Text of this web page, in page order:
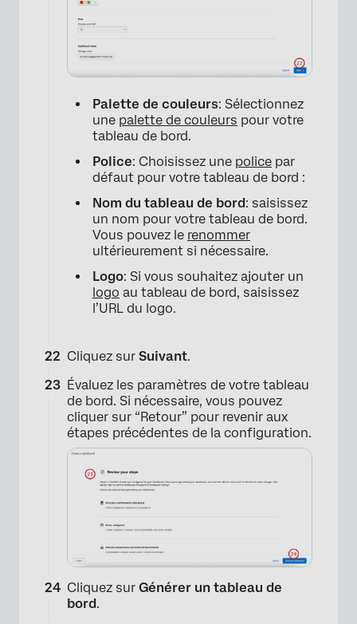
Palette de couleurs: Sélectionnez
une palette de couleurs pour votre
tableau de bord.
Police: Choisissez une police par
défaut pour votre tableau de bord :
Nom du tableau de bord: saisissez
un nom pour votre tableau de bord.
Vous pouvez le renommer
ultérieurement si nécessaire.
Logo: Si vous souhaitez ajouter un
logo au tableau de bord, saisissez
l’URL du logo.
Cliquez sur Suivant.
Évaluez les paramètres de votre tableau
de bord. Si nécessaire, vous pouvez
cliquer sur “Retour” pour revenir aux
étapes précédentes de la configuration.
Cliquez sur Générer un tableau de
bord.